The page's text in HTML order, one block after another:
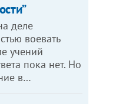
деле
воевать
учений
пока нет. Но
в…